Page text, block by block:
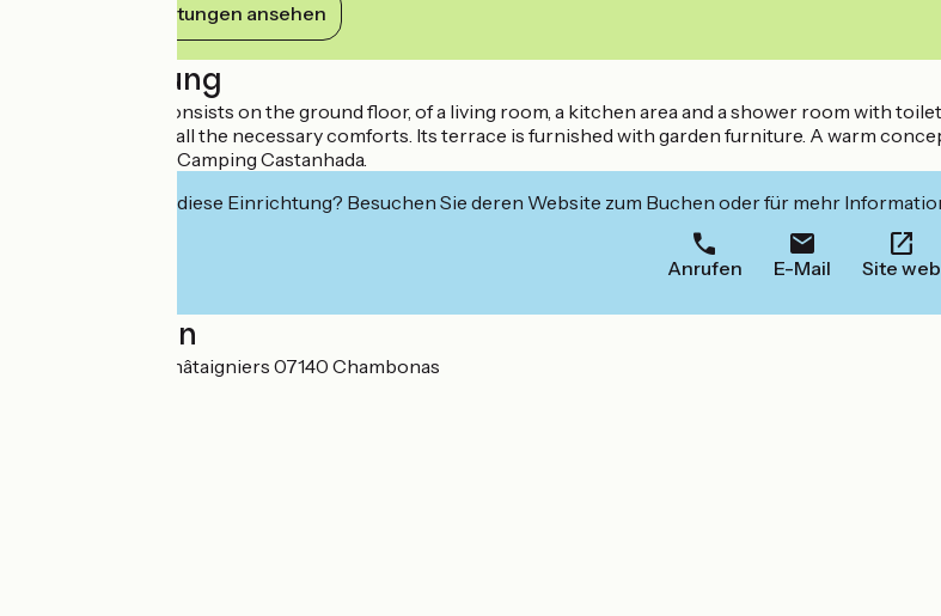
Ihre Verpflichtungen ansehen
Beschreibung
The Caba'tente consists on the ground floor, of a living room, a kitchen area and a shower room with
beds. You will find all the necessary comforts. Its terrace is furnished with garden furniture. A warm
of paradise that is Camping Castanhada.
Interessiert Sie diese Einrichtung? Besuchen Sie deren Website zum Buchen oder für mehr
Anrufen E-Mail Site web
Localisation
125 chemin des Châtaigniers 07140 Chambonas